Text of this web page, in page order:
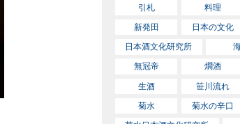
引札
料理
新発田
日本の文化
日本酒文化研究所
無冠帝
燗酒
生酒
笹川流れ
菊水
菊水の辛口